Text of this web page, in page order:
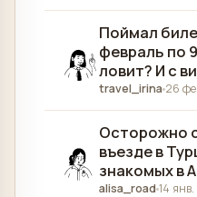
Поймал
февраль по
ловит? И с
travel_irina 26
Осторожно
въезде в
знакомых в
alisa_road14